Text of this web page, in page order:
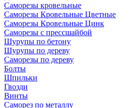
Саморезы кровельные
Саморезы Кровельные Цветные
Саморезы Кровельные Цинк
Саморезы с прессшайбой
Шурупы по бетону
Шурупы по дереву
Саморезы по дереву
Болты
Шпильки
Гвозди
Винты
Саморез по металлу